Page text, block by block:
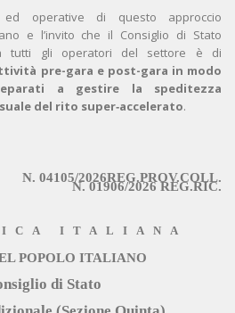
ed operative di questo approccio
e l’invito che il Consiglio di Stato
tutti gli operatori del settore è di
pre-gara e post-gara in modo
a gestire la speditezza
del rito super‑accelerato.
N. 04105/2026REG.PROV.COLL.
N. 01906/2026 REG.RIC.
ITALIANA
POPOLO ITALIANO
di Stato